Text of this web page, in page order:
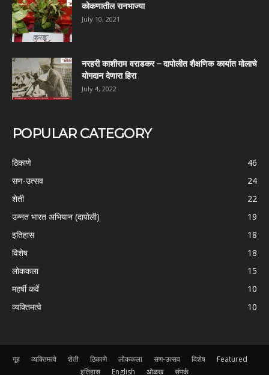
कोकणातील रानभाज्या
July 10, 2021
नरहरी काशीराम वराडकर – दापोलीत शैक्षणिक कार्यात मोलाचे
योगदान देणारा हिरा
July 4, 2022
POPULAR CATEGORY
ठिकाणे
46
सण-उत्सव
24
शेती
22
उन्नत भारत अभियान (दापोली)
19
इतिहास
18
विशेष
18
लोककला
15
महर्षी कर्वे
10
व्यक्तिमत्वे
10
गृह व्यक्तिमत्वे शेती ठिकाणे लोककला सण-उत्सव विशेष
Featured
इतिहास
English ओळख संपर्क